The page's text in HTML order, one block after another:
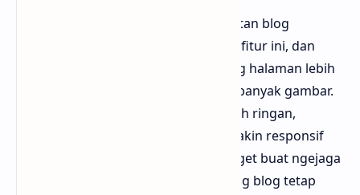
Bloggermuda pernah ngetes kecepatan blog
sebelum dan sesudah mengaktifkan fitur ini, dan
hasilnya cukup kerasa. Waktu loading halaman lebih
cepat, terutama buat halaman yang banyak gambar.
Kalau kamu pakai template yang udah ringan,
ditambah fitur ini, blog kamu bisa makin responsif
dan enak diakses. Ini bisa bantu banget buat ngejaga
bounce rate tetap rendah dan ranking blog tetap